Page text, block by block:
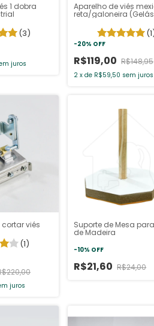
1 dobra
(3)
juros
Aparelho de viés
reta/galoneira
-20% OFF
R$119,00 R$148,95
2 xde R$59,50 sem juros
viés
(1)
juros
Suporte de Mesa
de Madeira
-10% OFF
R$21,60 R$24,00